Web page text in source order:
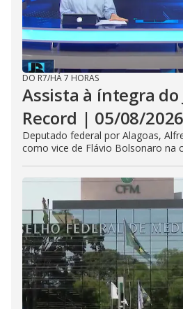
DO R7/HÁ 7 HORAS
Assista à íntegra do
Record | 05/08/2026
Deputado federal por Alagoas,
como vice de Flávio Bolsonaro na